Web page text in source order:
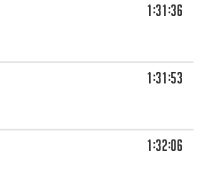
1:31:36
1:31:53
1:32:06